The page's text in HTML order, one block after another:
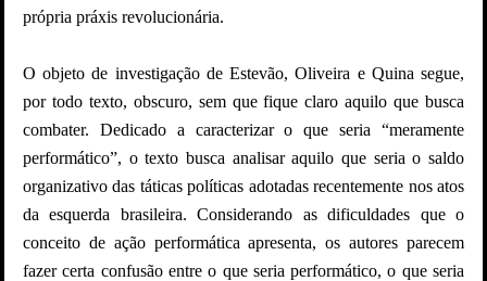
própria práxis revolucionária.
O objeto de investigação de Estevão, Oliveira e Quina segue,
por todo texto, obscuro, sem que fique claro aquilo que busca
combater. Dedicado a caracterizar o que seria “meramente
performático”, o texto busca analisar aquilo que seria o saldo
organizativo das táticas políticas adotadas recentemente nos atos
da esquerda brasileira. Considerando as dificuldades que o
conceito de ação performática apresenta, os autores parecem
fazer certa confusão entre o que seria performático, o que seria